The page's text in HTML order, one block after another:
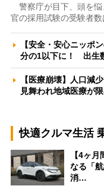
警察庁が目下、頭を悩
官の採用試験の受験者
【安全・安心ニッポ
分の1以下に！ 出生
【医療崩壊】人口減
見舞われ地域医療が
快適クルマ生活
【4ヶ
なる「
消…